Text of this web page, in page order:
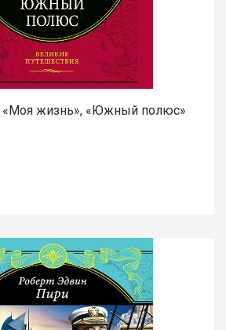
«Моя жизнь», «Южный полюс»